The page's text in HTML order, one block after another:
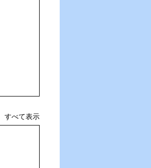
すべて表示